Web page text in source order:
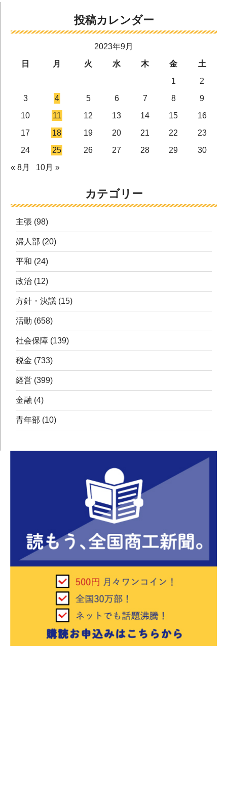
投稿カレンダー
2023年9月
日
月 火 水 木 金
土
1
2
3
4 5 6 7 8
9
10
11 12 13 14 15
16
17
18 19 20 21 22
23
24
25 26 27 28 29
30
« 8月
10月 »
カテゴリー
主張 (98)
婦人部 (20)
平和 (24)
政治 (12)
方針・決議 (15)
活動 (658)
社会保障 (139)
税金 (733)
経営 (399)
金融 (4)
青年部 (10)